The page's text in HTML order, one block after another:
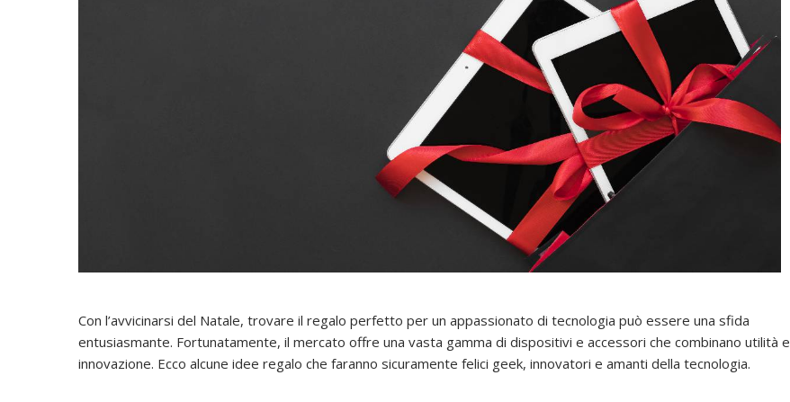
Con l’avvicinarsi del Natale, trovare il regalo perfetto per un appassionato di tecnologia può essere una sfida
entusiasmante. Fortunatamente, il mercato offre una vasta gamma di dispositivi e accessori che combinano utilità e
innovazione. Ecco alcune idee regalo che faranno sicuramente felici geek, innovatori e amanti della tecnologia.